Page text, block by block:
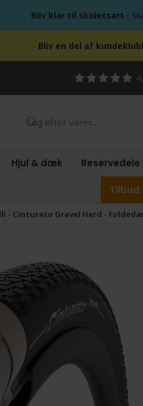
Bliv klar til skoletsart -
Bliv en del af
Hjul & dæk Reservedele
Tilbud
- Cinturato Gravel Hard -